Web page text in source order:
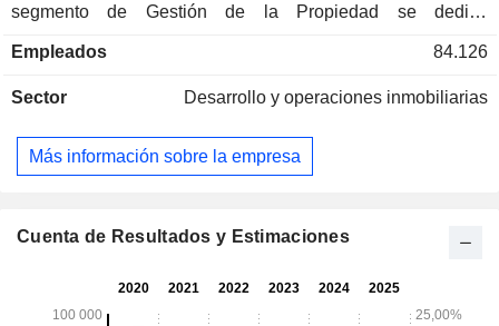
segmento de Gestión de la Propiedad se dedica
servicios de saneamiento y limpieza de la ciudad. El
servicios de construcción de propiedades, servicios de
inteligente, servicios de protección medioambiental y
servicios de gestión comercial. La empresa desarrolla su
Empleados 84.126
Sector Desarrollo y operaciones inmobiliarias
Más información sobre la empresa
Cuenta de Resultados y Estimaciones